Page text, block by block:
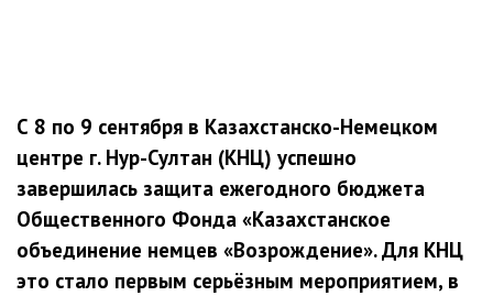
С 8 по 9 сентября в Казахстанско-Немецком
центре г. Нур-Султан (КНЦ) успешно
завершилась защита ежегодного бюджета
Общественного Фонда «Казахстанское
объединение немцев «Возрождение». Для КНЦ
это стало первым серьёзным мероприятием, в